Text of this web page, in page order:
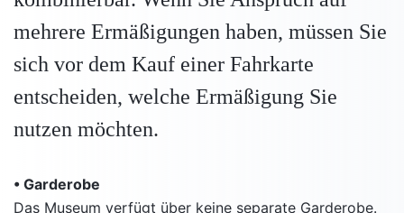
mehrere Ermäßigungen haben, müssen Sie
sich vor dem Kauf einer Fahrkarte
entscheiden, welche Ermäßigung Sie
nutzen möchten.
• Garderobe
Das Museum verfügt über keine separate Garderobe.